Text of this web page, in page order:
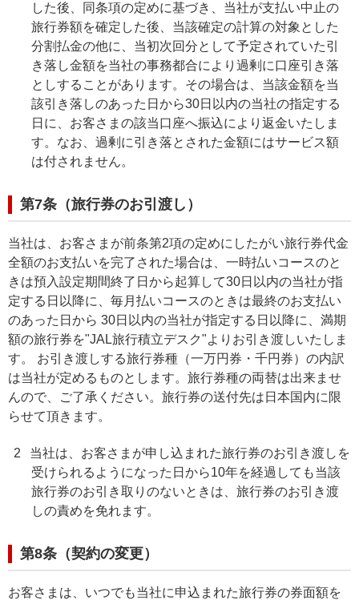
した後、同条項の定めに基づき、当社が支払い中止の
旅行券額を確定した後、当該確定の計算の対象とした
分割払金の他に、当初次回分として予定されていた引
き落し金額を当社の事務都合により過剰に口座引き落
としすることがあります。その場合は、当該金額を当
該引き落しのあった日から30日以内の当社の指定する
日に、お客さまの該当口座へ振込により返金いたしま
す。なお、過剰に引き落とされた金額にはサービス額
は付されません。
第7条（旅行券のお引渡し）
当社は、お客さまが前条第2項の定めにしたがい旅行券代金
全額のお支払いを完了された場合は、一時払いコースのと
きは預入設定期間終了日から起算して30日以内の当社が指
定する日以降に、毎月払いコースのときは最終のお支払い
のあった日から 30日以内の当社が指定する日以降に、満期
額の旅行券を"JAL旅行積立デスク"よりお引き渡しいたしま
す。 お引き渡しする旅行券種（一万円券・千円券）の内訳
は当社が定めるものとします。旅行券種の両替は出来ませ
んので、ご了承ください。旅行券の送付先は日本国内に限
らせて頂きます。
2
当社は、お客さまが申し込まれた旅行券のお引き渡しを
受けられるようになった日から10年を経過しても当該
旅行券のお引き取りのないときは、旅行券のお引き渡
しの責めを免れます。
第8条（契約の変更）
お客さまは、いつでも当社に申込まれた旅行券の券面額を